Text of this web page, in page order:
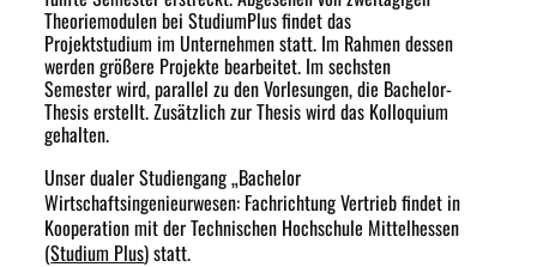
Theoriemodulen bei StudiumPlus findet das
Projektstudium im Unternehmen statt. Im Rahmen dessen
werden größere Projekte bearbeitet. Im sechsten
Semester wird, parallel zu den Vorlesungen, die Bachelor-
Thesis erstellt. Zusätzlich zur Thesis wird das Kolloquium
gehalten.
Unser dualer Studiengang „Bachelor
Wirtschaftsingenieurwesen: Fachrichtung Vertrieb findet in
Kooperation mit der Technischen Hochschule Mittelhessen
(Studium Plus) statt.